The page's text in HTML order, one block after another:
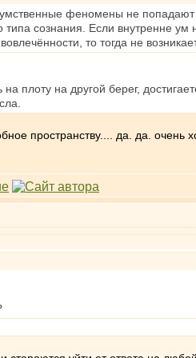
феномены не попадают
типа сознания. Если
то тогда не
плоту на другой берег,
пространству.... да. да. очень